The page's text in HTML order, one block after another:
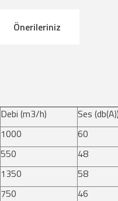
Önerileriniz
Debi (m3/h) Ses (db(A))
1000 60
550 48
1350 58
750 46